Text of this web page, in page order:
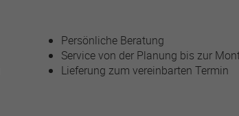
Persönliche Beratung
Service von der Planung bis zur
Lieferung zum vereinbarten Termin